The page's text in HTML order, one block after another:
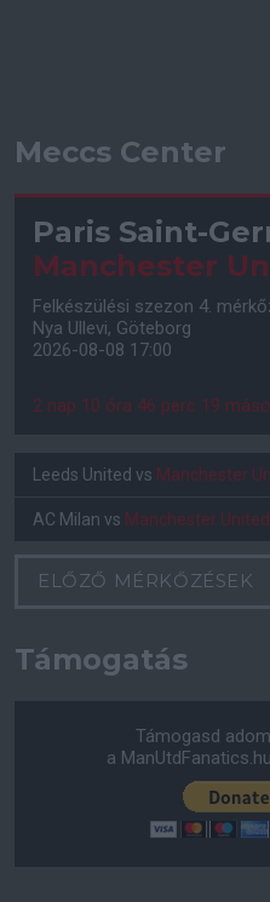
Meccs Center
Paris Saint-
Manchester
Felkészülési szezon 4.
Nya Ullevi, Göteborg
2026-08-08 17:00
2 nap 10 óra 46 perc 18
Leeds United vs Manchester
AC Milan vs Manchester United
ELŐZŐ MÉRKŐZÉSEK
Támogatás
Támogasd
a